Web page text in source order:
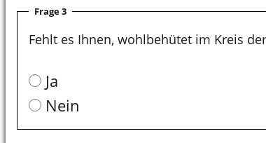
Frage 3
Fehlt es Ihnen, wohlbehütet im Kreis
Ja
Nein